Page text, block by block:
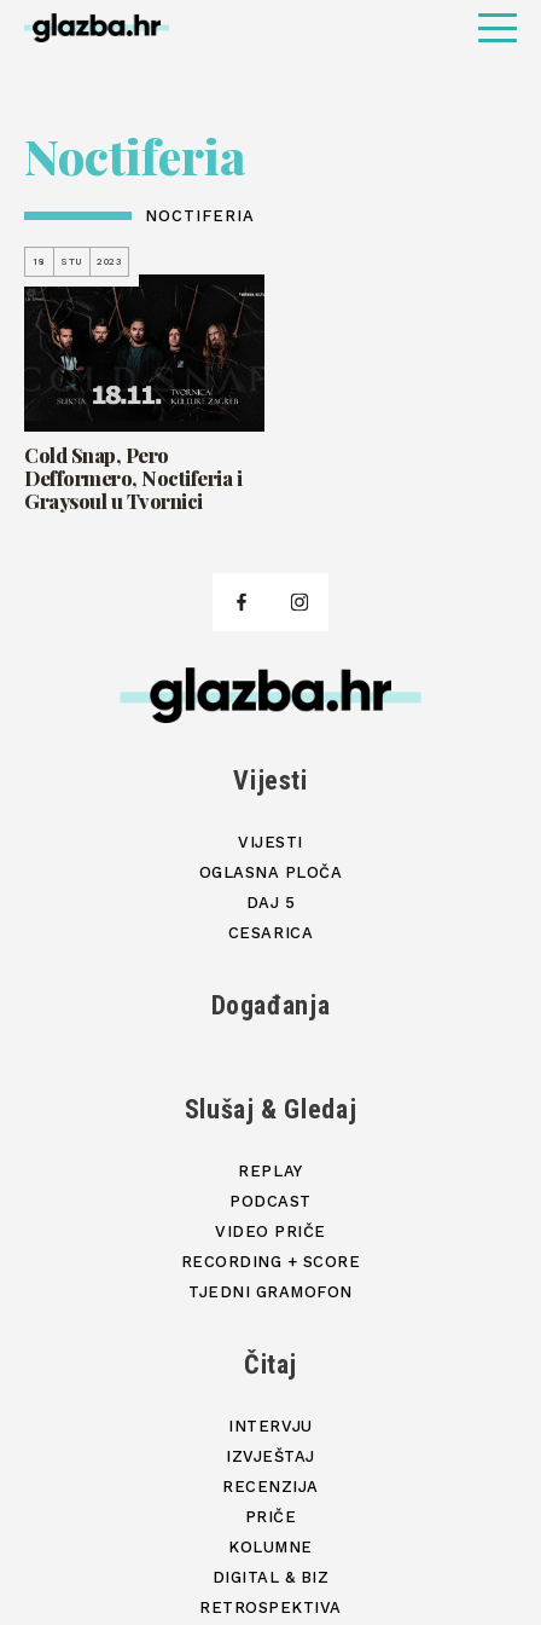
Noctiferia
NOCTIFERIA
18 STU 2023
Cold Snap, Pero
Defformero, Noctiferia i
Graysoul u Tvornici
Vijesti
VIJESTI
OGLASNA PLOČA
DAJ 5
CESARICA
Događanja
Slušaj & Gledaj
REPLAY
PODCAST
VIDEO PRIČE
RECORDING + SCORE
TJEDNI GRAMOFON
Čitaj
INTERVJU
IZVJEŠTAJ
RECENZIJA
PRIČE
KOLUMNE
DIGITAL & BIZ
RETROSPEKTIVA